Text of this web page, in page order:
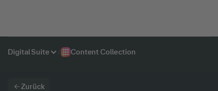
Digital Suite Content Collection
Zurück